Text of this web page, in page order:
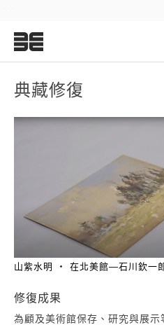
典藏修復
山紫水明 ‧ 在北美館—石川欽一
修復成果
為顧及美術館保存、研究與展